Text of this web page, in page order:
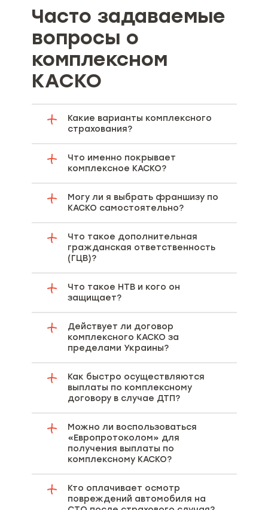
Часто задаваемые
вопросы о
комплексном
КАСКО
Какие варианты комплексного
страхования?
Что именно покрывает
комплексное КАСКО?
Могу ли я выбрать франшизу по
КАСКО самостоятельно?
Что такое дополнительная
гражданская ответственность
(ГЦВ)?
Что такое НТВ и кого он
защищает?
Действует ли договор
комплексного КАСКО за
пределами Украины?
Как быстро осуществляются
выплаты по комплексному
договору в случае ДТП?
Можно ли воспользоваться
«Европротоколом» для
получения выплаты по
комплексному КАСКО?
Кто оплачивает осмотр
повреждений автомобиля на